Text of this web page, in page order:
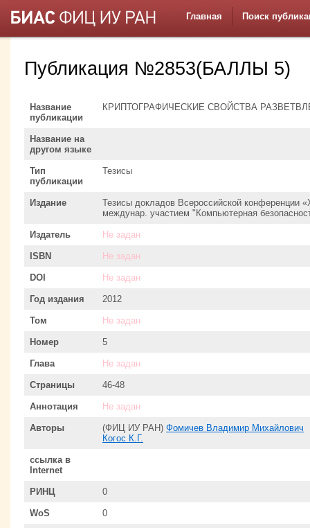
Главная Поиск
Публикация №2853(БАЛЛЫ 5)
Название
публикации
КРИПТОГРАФИЧЕСКИЕ СВОЙСТВА
Название на
другом языке
Тип
публикации
Тезисы
Издание
Тезисы докладов Всероссийской конференции
междунар. участием "Компьютерная
Издатель Не задан
ISBN Не задан
DOI Не задан
Год издания 2012
Том Не задан
Номер 5
Глава Не задан
Страницы 46-48
Аннотация Не задан
Авторы (ФИЦ ИУ РАН) Фомичев Владимир Михайлович
Когос К.Г.
ссылка в
Internet
РИНЦ 0
WoS 0